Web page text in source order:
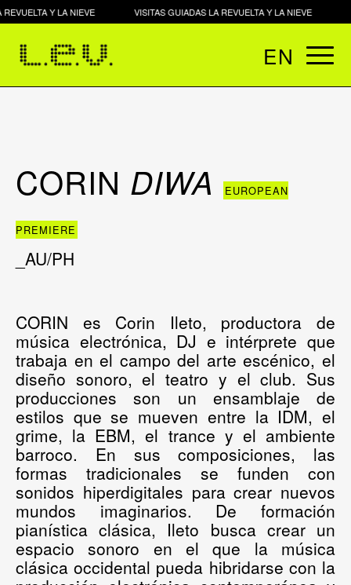
Y LA NIEVE VISITAS GUIADAS LA REVUELTA Y LA NIEVE
EN
CORIN DIWA EUROPEAN
PREMIERE
_AU/PH
CORIN es Corin Ileto, productora de
música electrónica, DJ e intérprete que
trabaja en el campo del arte escénico, el
diseño sonoro, el teatro y el club. Sus
producciones son un ensamblaje de
estilos que se mueven entre la IDM, el
grime, la EBM, el trance y el ambiente
barroco. En sus composiciones, las
formas tradicionales se funden con
sonidos hiperdigitales para crear nuevos
mundos imaginarios. De formación
pianística clásica, Ileto busca crear un
espacio sonoro en el que la música
clásica occidental pueda hibridarse con la